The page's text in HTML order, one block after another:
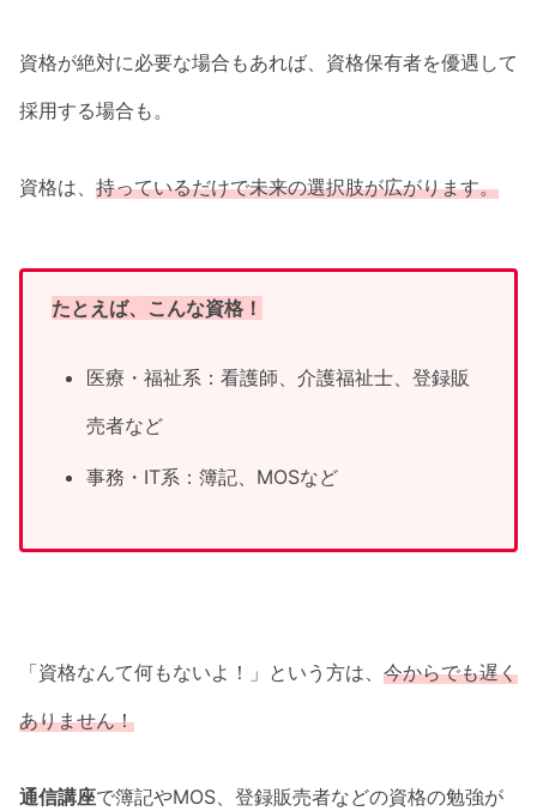
資格が絶対に必要な場合もあれば、資格保有者を優遇して
採用する場合も。
資格は、 持っているだけで未来の選択肢が広がります。
たとえば、こんな資格！
医療・福祉系：看護師、介護福祉士、登録販
売者など
事務・IT系：簿記、MOSなど
「資格なんて何もないよ！」という方は、 今からでも遅く
ありません！
通信講座で簿記やMOS、登録販売者などの資格の勉強が